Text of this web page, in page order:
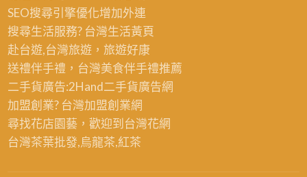
SEO搜尋引擎優化增加外連
搜尋生活服務? 台灣生活黃頁
赴台遊,台灣旅遊，旅遊好康
送禮伴手禮，台灣美食伴手禮推薦
二手貨廣告:2Hand二手貨廣告網
加盟創業? 台灣加盟創業網
尋找花店園藝，歡迎到 台灣花網
台灣茶葉批發,烏龍茶,紅茶